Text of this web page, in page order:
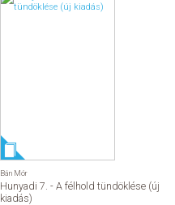
Bán Mór
Hunyadi 7. - A félhold tündöklése (új
kiadás)